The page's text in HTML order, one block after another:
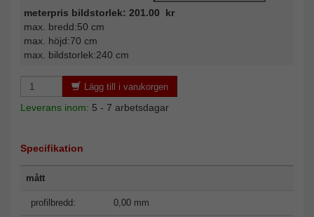
meterpris bildstorlek: 201.00 kr
max. bredd:50 cm
max. höjd:70 cm
max. bildstorlek:240 cm
Lägg till i varukorgen
Leverans inom: 5 - 7 arbetsdagar
Specifikation
mått
profilbredd: 0,00 mm